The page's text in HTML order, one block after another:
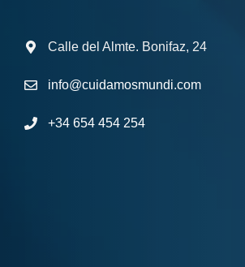
Calle del Almte. Bonifaz, 24
info@cuidamosmundi.com
+34 654 454 254